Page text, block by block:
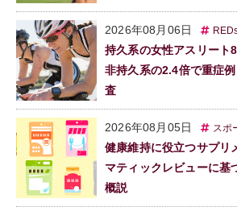
2026年08月06日
持久系の女性アスリー
非持久系の2.4倍で重症
査
2026年08月05日 スポ
健康維持に役立つサプリ
マティックレビューに基
概説